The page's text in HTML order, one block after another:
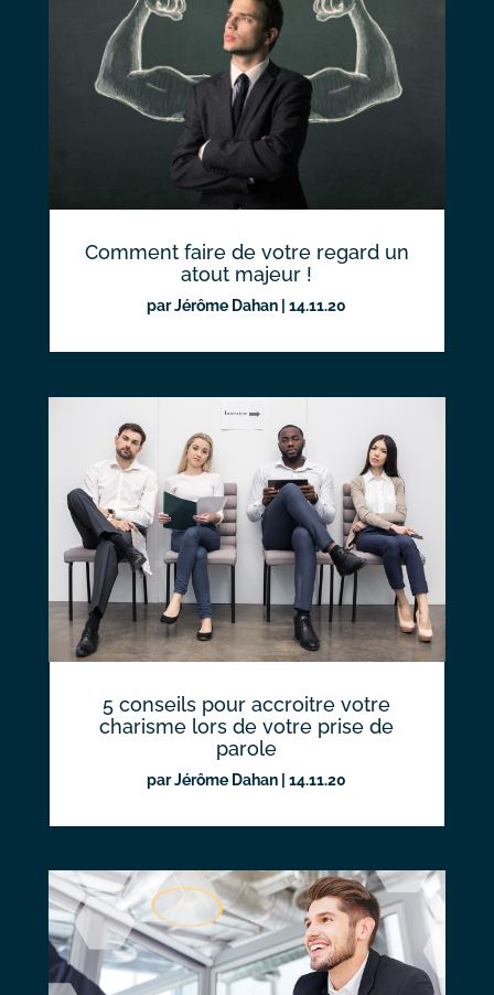
Comment faire de votre regard un
atout majeur !
parJérôme Dahan |14.11.20
5 conseils pour accroitre votre
charisme lors de votre prise de
parole
parJérôme Dahan |14.11.20